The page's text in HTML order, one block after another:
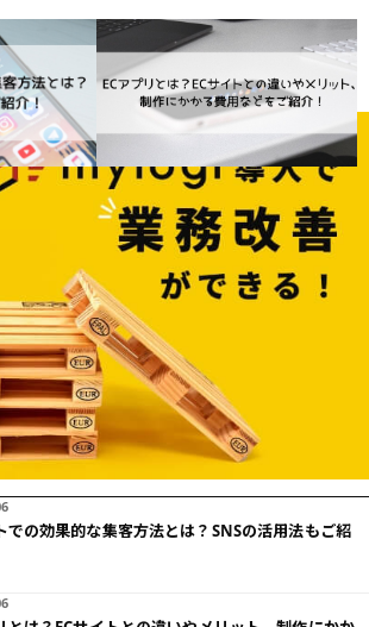
客方法と
！
グ
ECアプリとは？ECサイトとの違いや
メリット、制作にかかる費用などを
ご紹介！
2023.10.06 ECマーケティング
での効果的な集客方法とは？SNSの活用法もご紹